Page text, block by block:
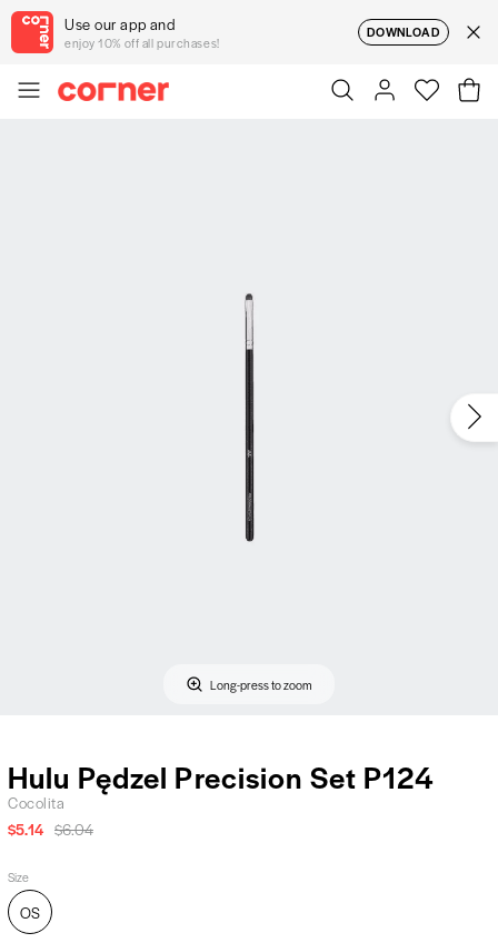
Use our app and
enjoy 10% off all purchases!
DOWNLOAD
Long-press to zoom
Hulu Pędzel Precision Set P124
Cocolita
$5.14 $6.04
Size
OS